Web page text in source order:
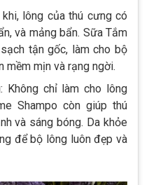
lông của thú cưng có
và mảng bẩn. Sữa Tắm
tận gốc, làm cho bộ
mềm mịn và rạng ngời.
Không chỉ làm cho lông
Shampo còn giúp thú
và sáng bóng. Da khỏe
để bộ lông luôn đẹp và